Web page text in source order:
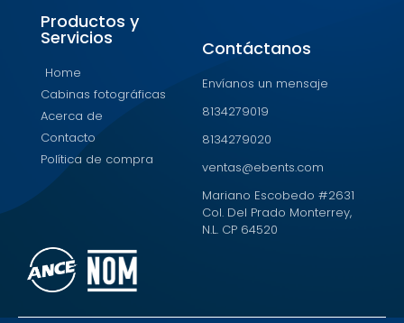
Productos y
Servicios
Home
Cabinas fotográficas
Acerca de
Contacto
Política de compra
Contáctanos
Envíanos un mensaje
8134279019
8134279020
ventas@ebents.com
Mariano Escobedo #2631
Col. Del Prado Monterrey,
N.L. CP 64520